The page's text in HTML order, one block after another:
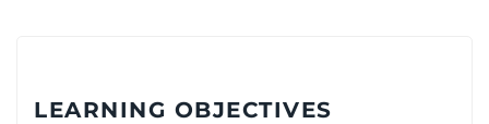
LEARNING OBJECTIVES